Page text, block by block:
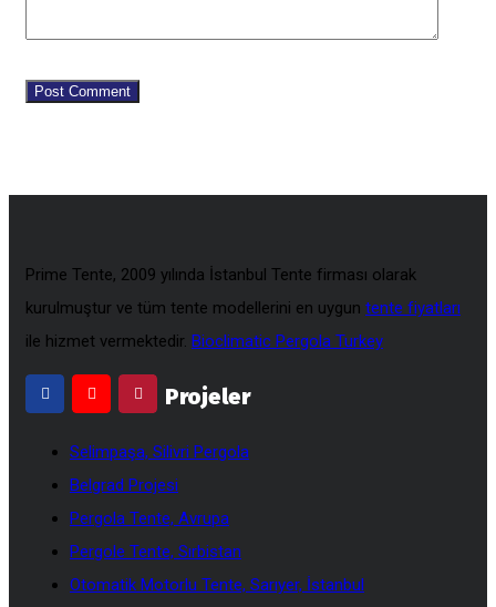
Prime Tente, 2009 yılında İstanbul Tente firması olarak
kurulmuştur ve tüm tente modellerini en uygun tente fiyatları
ile hizmet vermektedir. Bioclimatic Pergola Turkey
Projeler
Selimpaşa, Silivri Pergola
Belgrad Projesi
Pergola Tente, Avrupa
Pergole Tente, Sırbistan
Otomatik Motorlu Tente, Sarıyer, İstanbul